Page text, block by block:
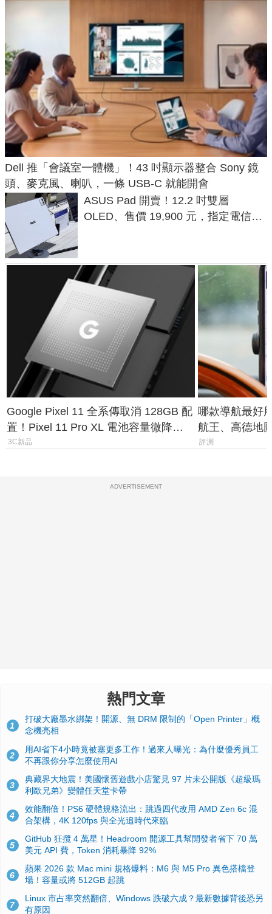
Dell 推「會議室一體機」！43 吋顯示器整合 Sony 鏡
頭、麥克風、喇叭，一條 USB-C 就能開會
ASUS Pad 開賣！12.2 吋雙層
OLED、售價 19,900 元，指定電信資
Google Pixel 11 全系傳取消 128GB 配
置！Pixel 11 Pro XL 電池容量微降
1.6%
3C新品
哪款導航最好
航王、高德地
測懶人包
評測
ADVERTISEMENT
熱門文章
1
打破大廠墨水綁架！開源、無 DRM 限制的「Open Printer」概
念機亮相
2
用AI省下4小時竟被塞更多工作！過來人曝光：為什麼優秀員工
不再跟你分享怎麼使用AI
3
典藏界大地震！美國懷舊遊戲小店驚見 97 片未公開版《超級瑪
利歐兄弟》變體任天堂卡帶
4
效能翻倍！PS6 硬體規格流出：跳過四代改用 AMD Zen 6c 混
合架構，4K 120fps 與全光追時代來臨
5
GitHub 狂攬 4 萬星！Headroom 開源工具幫開發者省下 70 萬
美元 API 費，Token 消耗暴降 92%
6
蘋果 2026 款 Mac mini 規格爆料：M6 與 M5 Pro 異色搭檔登
場！容量或將 512GB 起跳
7
Linux 市占率突然翻倍、Windows 跌破六成？最新數據背後恐另
有原因